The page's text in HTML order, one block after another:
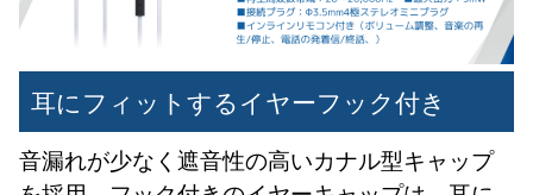
耳にフィットするイヤーフック付き
音漏れが少なく遮音性の高いカナル型キャップ